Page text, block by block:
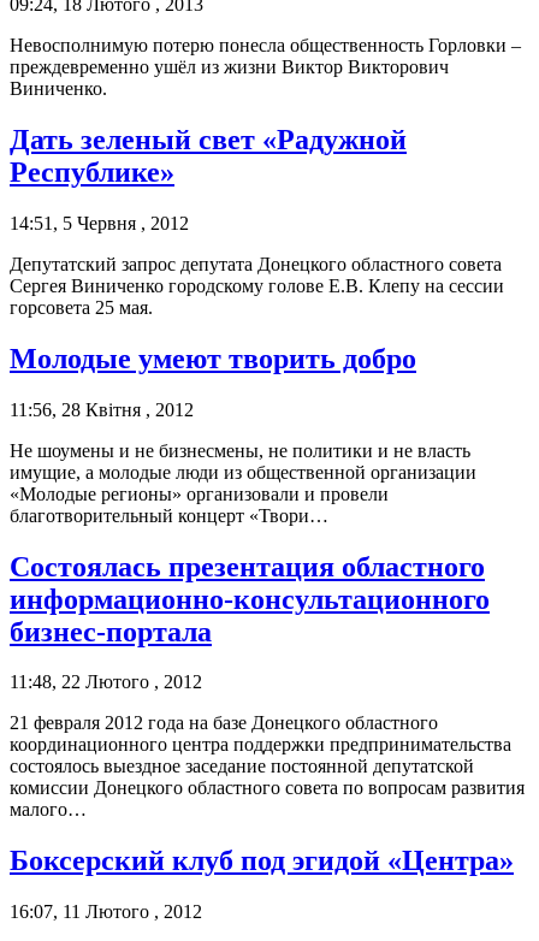
09:24, 18 Лютого , 2013
Невосполнимую потерю понесла общественность Горловки –
преждевременно ушёл из жизни Виктор Викторович
Виниченко.
Дать зеленый свет «Радужной
Республике»
14:51, 5 Червня , 2012
Депутатский запрос депутата Донецкого областного совета
Сергея Виниченко городскому голове Е.В. Клепу на сессии
горсовета 25 мая.
Молодые умеют творить добро
11:56, 28 Квітня , 2012
Не шоумены и не бизнесмены, не политики и не власть
имущие, а молодые люди из общественной организации
«Молодые регионы» организовали и провели
благотворительный концерт «Твори…
Состоялась презентация областного
информационно-консультационного
бизнес-портала
11:48, 22 Лютого , 2012
21 февраля 2012 года на базе Донецкого областного
координационного центра поддержки предпринимательства
состоялось выездное заседание постоянной депутатской
комиссии Донецкого областного совета по вопросам развития
малого…
Боксерский клуб под эгидой «Центра»
16:07, 11 Лютого , 2012